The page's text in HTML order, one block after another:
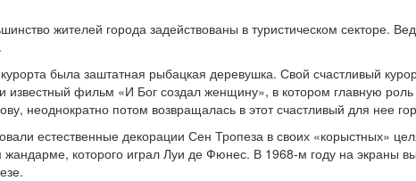
жителей города задействованы в туристическом секторе.
.
была заштатная рыбацкая деревушка. Свой счастливый
известный фильм «И Бог создал женщину», в котором главную
неоднократно потом возвращалась в этот счастливый для нее
естественные декорации Сен Тропеза в своих «корыстных»
которого играл Луи де Фюнес. В 1968-м году на экраны